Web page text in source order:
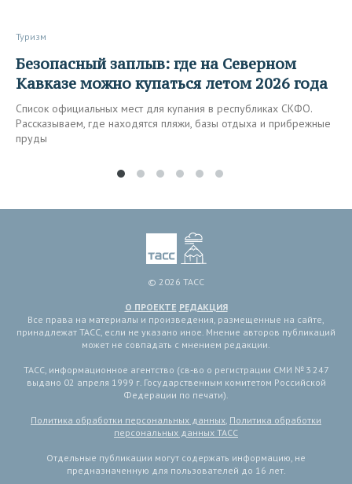
Туризм
Безопасный заплыв: где на Северном
Кавказе можно купаться летом 2026 года
Список официальных мест для купания в республиках СКФО.
Рассказываем, где находятся пляжи, базы отдыха и прибрежные
пруды
© 2026 ТАСС
О ПРОЕКТЕ РЕДАКЦИЯ
Все права на материалы и произведения, размещенные на сайте,
принадлежат ТАСС, если не указано иное. Мнение авторов публикаций
может не совпадать с мнением редакции.
ТАСС, информационное агентство (св-во о регистрации СМИ № 3 247
выдано 02 апреля 1999 г. Государственным комитетом Российской
Федерации по печати).
Политика обработки персональных данных Политика обработки
персональных данных ТАСС
Отдельные публикации могут содержать информацию, не
предназначенную для пользователей до 16 лет.